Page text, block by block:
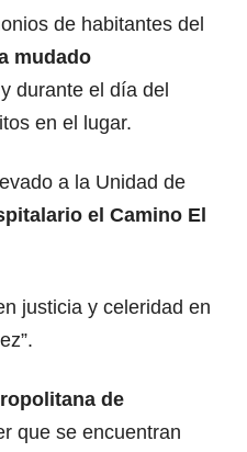
de habitantes del
mudado
y durante el día del
en el lugar.
a la Unidad de
el Camino El
justicia y celeridad en
de
que se encuentran